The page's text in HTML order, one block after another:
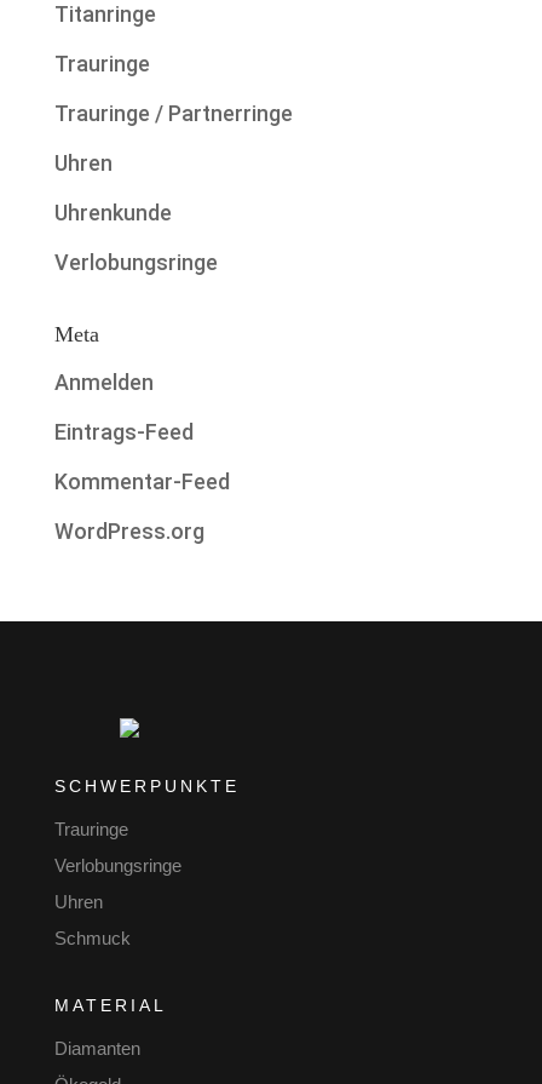
Titanringe
Trauringe
Trauringe / Partnerringe
Uhren
Uhrenkunde
Verlobungsringe
Meta
Anmelden
Eintrags-Feed
Kommentar-Feed
WordPress.org
SCHWERPUNKTE
Trauringe
Verlobungsringe
Uhren
Schmuck
MATERIAL
Diamanten